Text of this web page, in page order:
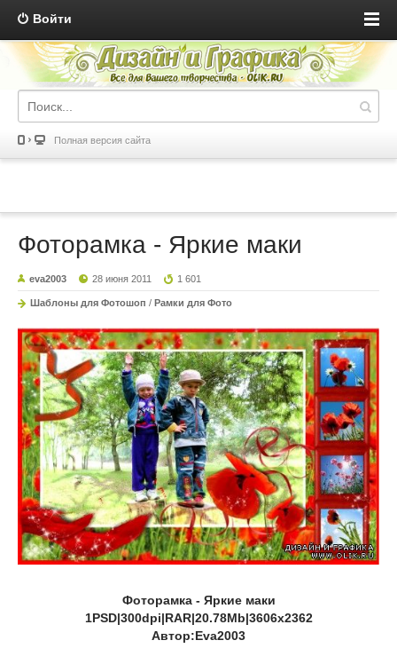
Войти
Полная версия сайта
Фоторамка - Яркие маки
eva2003 28 июня 2011 1 601
Шаблоны для Фотошоп / Рамки для Фото
Фоторамка - Яркие маки
1PSD|300dpi|RAR|20.78Mb|3606x2362
Автор:Eva2003